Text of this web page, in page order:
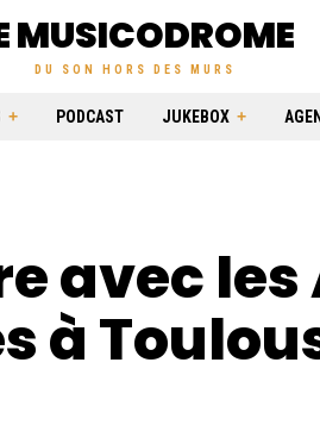
MUSICODROME
DU SON HORS DES MURS
PODCAST JUKEBOX
avec les
à